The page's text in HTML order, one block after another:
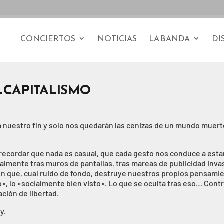
CONCIERTOS NOTICIAS LA BANDA
fin y solo nos quedarán las cenizas de un mundo
que nada es casual, que cada gesto nos conduce a
tras muros de pantallas, tras mareas de publicidad
que, cual ruido de fondo, destruye nuestros propios
lo «socialmente bien visto». Lo que se oculta tras eso…
de libertad.